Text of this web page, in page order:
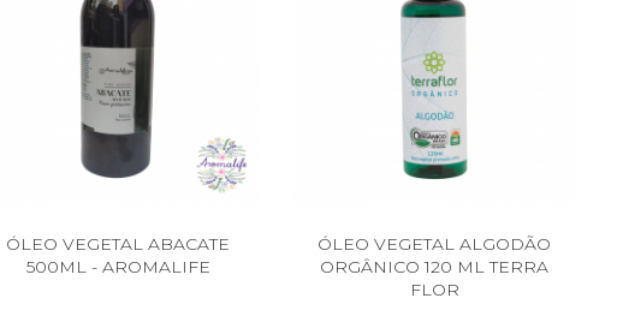
ÓLEO VEGETAL ABACATE
500ML - AROMALIFE
ÓLEO VEGETAL ALGODÃO
ORGÂNICO 120 ML TERRA
FLOR